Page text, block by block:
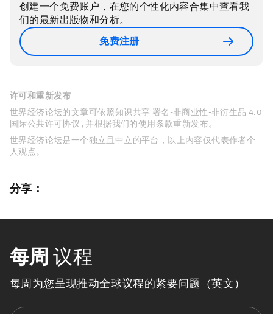
创建一个免费账户，在您的个性化内容合集中查看我
们的最新出版物和分析。
免费注册
许可和重新发布
世界经济论坛的文章可依照知识共享 署名-非商业性-非衍生品 4.0
国际公共许可协议 , 并根据我们的使用条款重新发布。
世界经济论坛是一个独立且中立的平台，以上内容仅代表作者个
人观点。
分享：
每周 议程
每周为您呈现推动全球议程的紧要问题（英文）